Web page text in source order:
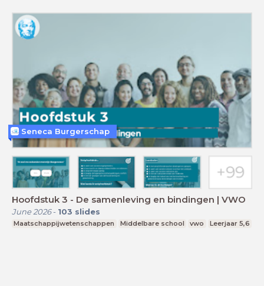
Hoofdstuk 3 - De samenleving en bindingen | VWO
June 2026- 103 slides
Maatschappijwetenschappen Middelbare school vwo Leerjaar 5,6
Seneca Burgerschap